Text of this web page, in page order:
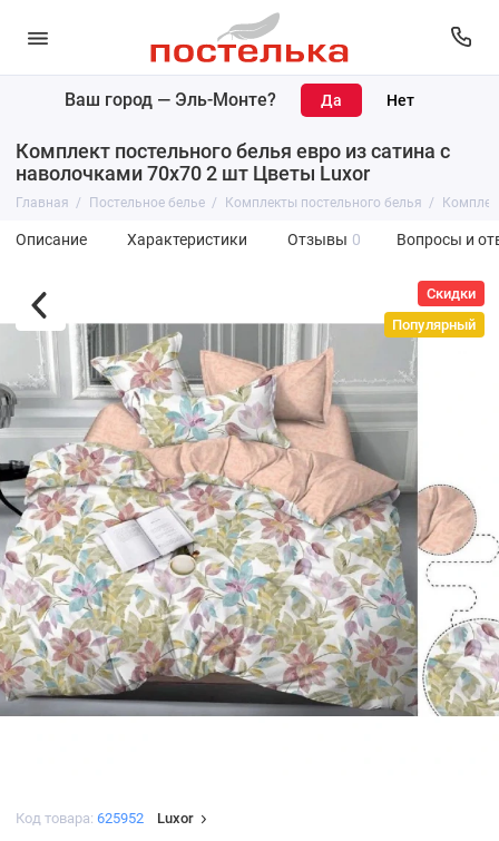
Ваш город — Эль-Монте?
Комплект постельного белья евро из сатина с
наволочками 70х70 2 шт Цветы Luxor
Главная Постельное белье Комплекты постельного белья
Описание Характеристики Отзывы 0 Вопросы и
Скидки
Популярный
Код товара: 625952 Luxor